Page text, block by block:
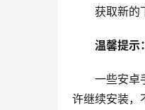
获取新的
温馨提示
一些安卓
许继续安装，